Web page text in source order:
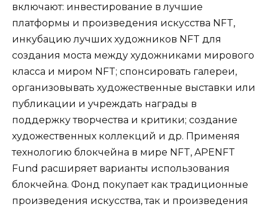
включают: инвестирование в лучшие
платформы и произведения искусства NFT,
инкубацию лучших художников NFT для
создания моста между художниками мирового
класса и миром NFT; спонсировать галереи,
организовывать художественные выставки или
публикации и учреждать награды в
поддержку творчества и критики; создание
художественных коллекций и др. Применяя
технологию блокчейна в мире NFT, APENFT
Fund расширяет варианты использования
блокчейна. Фонд покупает как традиционные
произведения искусства, так и произведения